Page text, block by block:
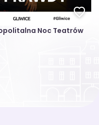
Noc Teatrów